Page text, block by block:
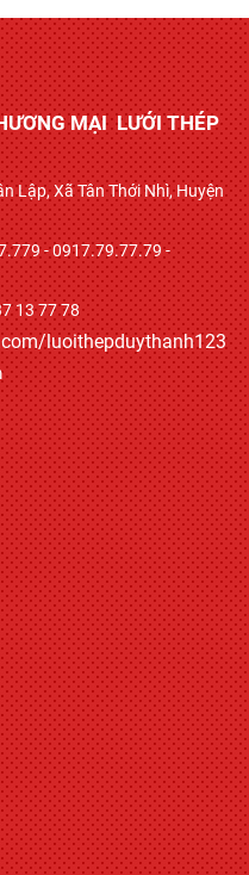
MẠI LƯỚI THÉP
Lập, Xã Tân Thới Nhì, Huyện
- 0917.79.77.79 -
13 77 78
luoithepduythanh123